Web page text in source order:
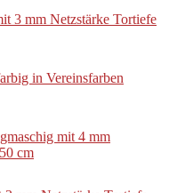
3 mm Netzstärke Tortiefe
in Vereinsfarben
mit 4 mm
cm